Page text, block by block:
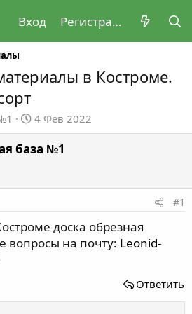
Вход Регистрация
в Костроме.
Д
а
т
а
л
а
4 Фев 2022
база №1
#1
доска обрезная
вопросы на почту: Leonid-
Ответить